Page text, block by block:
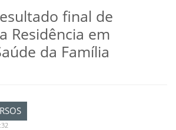
final de
Residência em
da Família